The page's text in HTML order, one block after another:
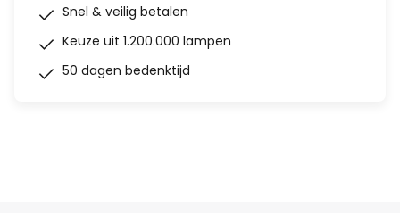
Snel & veilig betalen
Keuze uit 1.200.000 lampen
50 dagen bedenktijd